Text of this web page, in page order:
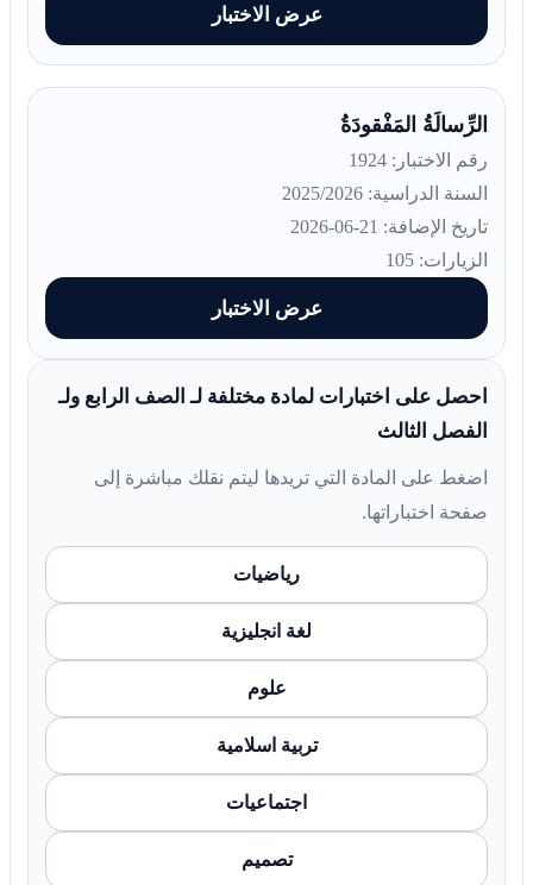
عرض الاختبار
الرِّسالَةُ المَفْقودَةُ
رقم الاختبار: 1924
السنة الدراسية: 2025/2026
تاريخ الإضافة: 21-06-2026
الزيارات: 105
عرض الاختبار
احصل على اختبارات لمادة مختلفة لـ الصف الرابع ولـ
الفصل الثالث
اضغط على المادة التي تريدها ليتم نقلك مباشرة إلى
صفحة اختباراتها.
رياضيات
لغة انجليزية
علوم
تربية اسلامية
اجتماعيات
تصميم